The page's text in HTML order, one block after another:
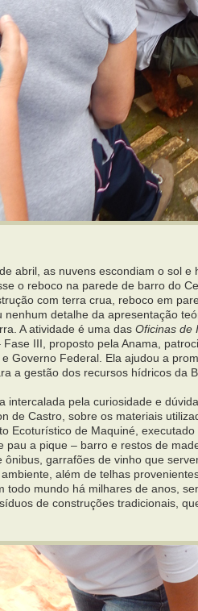
abril, as nuvens escondiam o sol
o reboco na parede de barro do
com terra crua, reboco em
nenhum detalhe da apresentação
A atividade é uma das Oficinas de
Fase III, proposto pela Anama,
Governo Federal. Ela ajudou a
a gestão dos recursos hídricos da
intercalada pela curiosidade e
de Castro, sobre os materiais
Ecoturístico de Maquiné,
pau a pique – barro e restos de
ônibus, garrafões de vinho que
além de telhas
todo mundo há milhares de anos,
de construções tradicionais,